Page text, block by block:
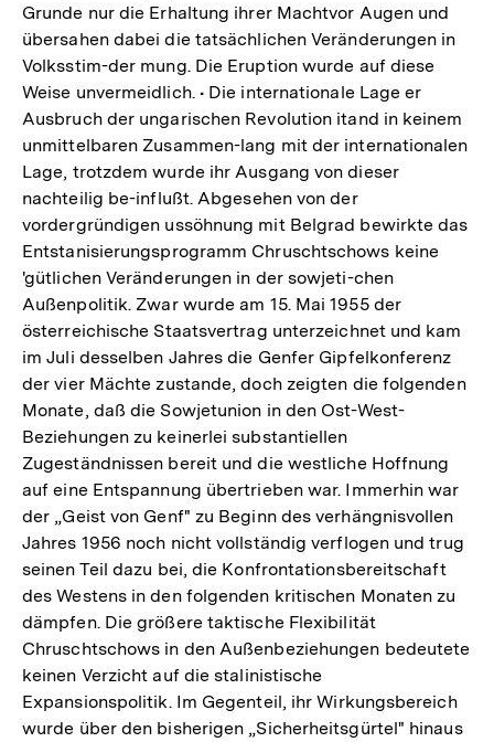
Grunde nur die Erhaltung ihrer Machtvor Augen und
übersahen dabei die tatsächlichen Veränderungen in
Volksstim-der mung. Die Eruption wurde auf diese
Weise unvermeidlich. • Die internationale Lage er
Ausbruch der ungarischen Revolution itand in keinem
unmittelbaren Zusammen-lang mit der internationalen
Lage, trotzdem wurde ihr Ausgang von dieser
nachteilig be-influßt. Abgesehen von der
vordergründigen ussöhnung mit Belgrad bewirkte das
Entstanisierungsprogramm Chruschtschows keine
'gütlichen Veränderungen in der sowjeti-chen
Außenpolitik. Zwar wurde am 15. Mai 1955 der
österreichische Staatsvertrag unterzeichnet und kam
im Juli desselben Jahres die Genfer Gipfelkonferenz
der vier Mächte zustande, doch zeigten die folgenden
Monate, daß die Sowjetunion in den Ost-West-
Beziehungen zu keinerlei substantiellen
Zugeständnissen bereit und die westliche Hoffnung
auf eine Entspannung übertrieben war. Immerhin war
der „Geist von Genf" zu Beginn des verhängnisvollen
Jahres 1956 noch nicht vollständig verflogen und trug
seinen Teil dazu bei, die Konfrontationsbereitschaft
des Westens in den folgenden kritischen Monaten zu
dämpfen. Die größere taktische Flexibilität
Chruschtschows in den Außenbeziehungen bedeutete
keinen Verzicht auf die stalinistische
Expansionspolitik. Im Gegenteil, ihr Wirkungsbereich
wurde über den bisherigen „Sicherheitsgürtel" hinaus